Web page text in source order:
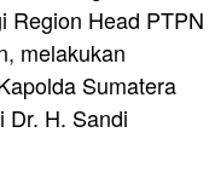
Region Head PTPN
melakukan
Sumatera
Dr. H. Sandi